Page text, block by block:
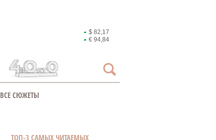
$ 82,17
€ 94,84
ВСЕ СЮЖЕТЫ
ТОП-3 САМЫХ ЧИТАЕМЫХ